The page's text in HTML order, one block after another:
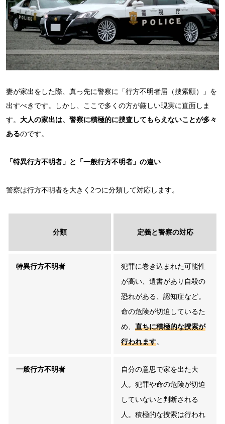
妻が家出をした際、真っ先に警察に「行方不明者届（捜索願）」を
出すべきです。しかし、ここで多くの方が厳しい現実に直面しま
す。 大人の家出は、警察に積極的に捜査してもらえないことが多々
あるのです。
「特異行方不明者」と「一般行方不明者」の違い
警察は行方不明者を大きく2つに分類して対応します。
分類 定義と警察の対応
特異行方不明者
犯罪に巻き込まれた可能性
が高い、遺書があり自殺の
恐れがある、認知症など。
命の危険が切迫しているた
め、 直ちに積極的な捜索が
行われます。
一般行方不明者
自分の意思で家を出た大
人。犯罪や命の危険が切迫
していないと判断される
人。積極的な捜索は行われ